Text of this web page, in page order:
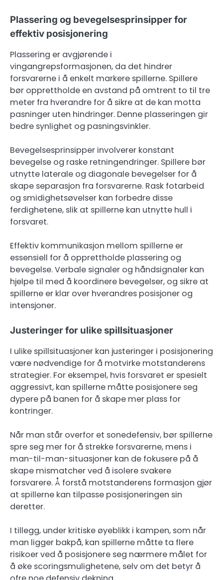
Plassering og bevegelsesprinsipper for
effektiv posisjonering
Plassering er avgjørende i
vingangrepsformasjonen, da det hindrer
forsvarerne i å enkelt markere spillerne. Spillere
bør opprettholde en avstand på omtrent to til tre
meter fra hverandre for å sikre at de kan motta
pasninger uten hindringer. Denne plasseringen gir
bedre synlighet og pasningsvinkler.
Bevegelsesprinsipper involverer konstant
bevegelse og raske retningendringer. Spillere bør
utnytte laterale og diagonale bevegelser for å
skape separasjon fra forsvarerne. Rask fotarbeid
og smidighetsøvelser kan forbedre disse
ferdighetene, slik at spillerne kan utnytte hull i
forsvaret.
Effektiv kommunikasjon mellom spillerne er
essensiell for å opprettholde plassering og
bevegelse. Verbale signaler og håndsignaler kan
hjelpe til med å koordinere bevegelser, og sikre at
spillerne er klar over hverandres posisjoner og
intensjoner.
Justeringer for ulike spillsituasjoner
I ulike spillsituasjoner kan justeringer i posisjonering
være nødvendige for å motvirke motstanderens
strategier. For eksempel, hvis forsvaret er spesielt
aggressivt, kan spillerne måtte posisjonere seg
dypere på banen for å skape mer plass for
kontringer.
Når man står overfor et sonedefensiv, bør spillerne
spre seg mer for å strekke forsvarerne, mens i
man-til-man-situasjoner kan de fokusere på å
skape mismatcher ved å isolere svakere
forsvarere. Å forstå motstanderens formasjon gjør
at spillerne kan tilpasse posisjoneringen sin
deretter.
I tillegg, under kritiske øyeblikk i kampen, som når
man ligger bakpå, kan spillerne måtte ta flere
risikoer ved å posisjonere seg nærmere målet for
å øke scoringsmulighetene, selv om det betyr å